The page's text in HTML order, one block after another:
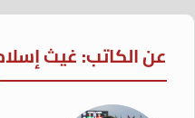
عن الكاتب: غيث إسلام